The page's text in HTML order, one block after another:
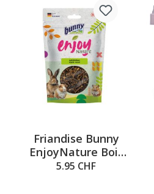
Friandise Bunny
EnjoyNature Bois
de pommier, 100g
5.95 CHF